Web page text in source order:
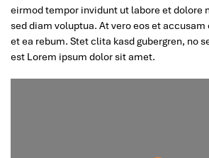
eirmod tempor invidunt ut labore et dolore
sed diam voluptua. At vero eos et
et ea rebum. Stet clita kasd gubergren, no
est Lorem ipsum dolor sit amet.